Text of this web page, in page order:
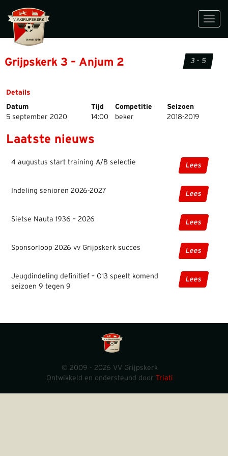
Grijpskerk 3 – Anjum 2 3 - 5
Details
Datum
Tijd Competitie
Seizoen
5 september 2020
14:00 beker 2018-2019
Laatste nieuws
4 augustus start training A/B selectie Lees
Indeling senioren 2026-2027 Lees
Sietse Nauta 1936 – 2026 Lees
Sponsorloop 2026 vv Grijpskerk succes Lees
Jeugdindeling definitief – O13 speelt komend
seizoen 9 tegen 9
Lees
© 2009 - 2026 VV Grijpskerk
Ontwikkeld en ondersteund door Triati